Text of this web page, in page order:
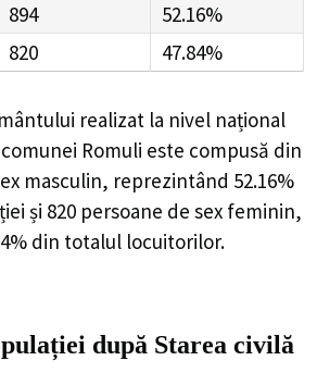
894
52.16%
820 47.84%
realizat la nivel național
Romuli este compusă din
masculin, reprezintând 52.16%
și 820 persoane de sex feminin,
din totalul locuitorilor.
după Starea civilă